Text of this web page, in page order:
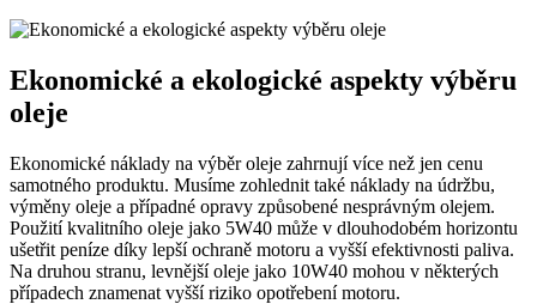
Ekonomické a⁢ ekologické aspekty‍ výběru
oleje
Ekonomické náklady na výběr oleje zahrnují⁢ více​ než jen cenu⁣
samotného ‍produktu. Musíme ⁤zohlednit také náklady na údržbu,‍
výměny oleje‍ a případné opravy způsobené⁣ nesprávným olejem.
⁣Použití kvalitního oleje ‍jako 5W40 může v ⁣dlouhodobém horizontu
ušetřit peníze díky lepší ⁤ochraně motoru a ⁢vyšší ‌efektivnosti‌ paliva.⁢
Na druhou stranu, levnější oleje jako 10W40 mohou v některých
‍případech znamenat vyšší riziko⁤ opotřebení motoru.